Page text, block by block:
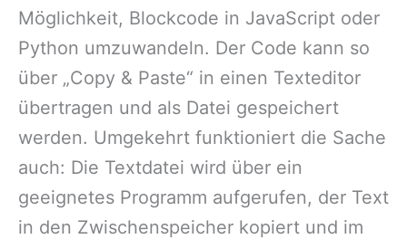
Möglichkeit, Blockcode in JavaScript oder
Python umzuwandeln. Der Code kann so
über „Copy & Paste“ in einen Texteditor
übertragen und als Datei gespeichert
werden. Umgekehrt funktioniert die Sache
auch: Die Textdatei wird über ein
geeignetes Programm aufgerufen, der Text
in den Zwischenspeicher kopiert und im